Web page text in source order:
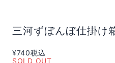
三河ずぼんぼ仕掛け
¥740税込
SOLD OUT